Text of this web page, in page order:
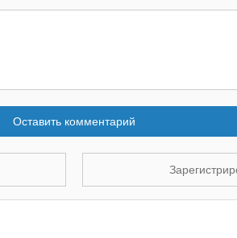
Оставить комментарий